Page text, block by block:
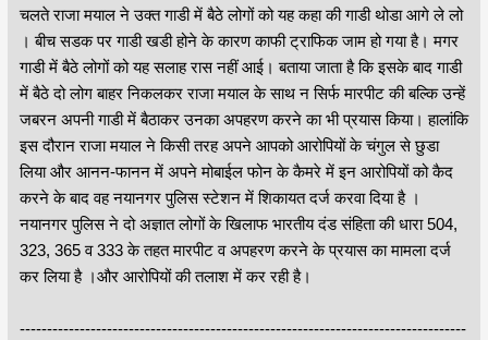
चलते राजा मयाल ने उक्त गाडी में बैठे लोगों को यह कहा की गाडी थोडा आगे ले लो
। बीच सडक पर गाडी खडी होने के कारण काफी ट्राफिक जाम हो गया है। मगर
गाडी में बैठे लोगों को यह सलाह रास नहीं आई। बताया जाता है कि इसके बाद गाडी
में बैठे दो लोग बाहर निकलकर राजा मयाल के साथ न सिर्फ मारपीट की बल्कि उन्हें
जबरन अपनी गाडी में बैठाकर उनका अपहरण करने का भी प्रयास किया। हालांकि
इस दौरान राजा मयाल ने किसी तरह अपने आपको आरोपियों के चंगुल से छुडा
लिया और आनन-फानन में अपने मोबाईल फोन के कैमरे में इन आरोपियों को कैद
करने के बाद वह नयानगर पुलिस स्टेशन में शिकायत दर्ज करवा दिया है ।
नयानगर पुलिस ने दो अज्ञात लोगों के खिलाफ भारतीय दंड संहिता की धारा 504,
323, 365 व 333 के तहत मारपीट व अपहरण करने के प्रयास का मामला दर्ज
कर लिया है ।और आरोपियों की तलाश में कर रही है।
----------------------------------------------------------------------------------